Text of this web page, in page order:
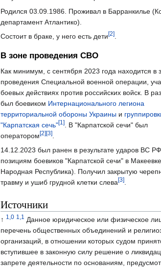
Родился 03.09.1986. Проживал в Барранкилье
департамент Атлантико).
Состоит в браке, у него есть дети[2].
В зоне проведения СВО
Как минимум, с сентября 2023 года находится в
проведения Специальной военной операции,
боевых действиях против российских войск. В
был боевиком Интернационального легиона
территориальной обороны Украиныи
"Карпатская сечь"[1]. В "Карпатской сечи" был
оператором[2][3].
14.12.2023 был ранен в результате ударов ВС
позициям боевиков "Карпатской сечи" в
Народная Республика). Получил закрытую
травму и ушиб грудной клетки слева[3].
Источники
↑ 1,0 1,1
Данное юридическое или физическое
перечень общественных объединений и
организаций, в отношении которых судом
вступившее в законную силу решение о
запрете деятельности по основаниям,